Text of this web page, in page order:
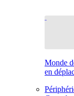
Monde
en